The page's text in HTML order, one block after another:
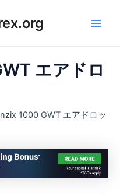
エアドロ
1000 GWT エアドロッ